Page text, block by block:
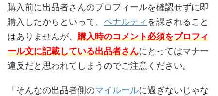
購入前に出品者さんのプロフィールを確認せずに即
購入したからといって、 ペナルティ を課されること
はありませんが、 購入時のコメント必須をプロフィ
ール文に記載している出品者さんにとってはマナー
違反だと思われてしまうのでご注意ください。
「そんなの出品者側のマイルールに過ぎないじゃな